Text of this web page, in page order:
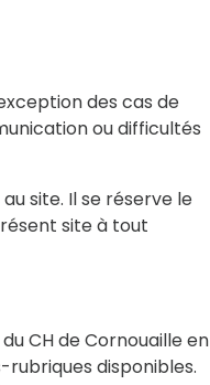
des cas de
ou difficultés
site. Il se réserve le
site à tout
CH de Cornouaille en
rubriques disponibles.